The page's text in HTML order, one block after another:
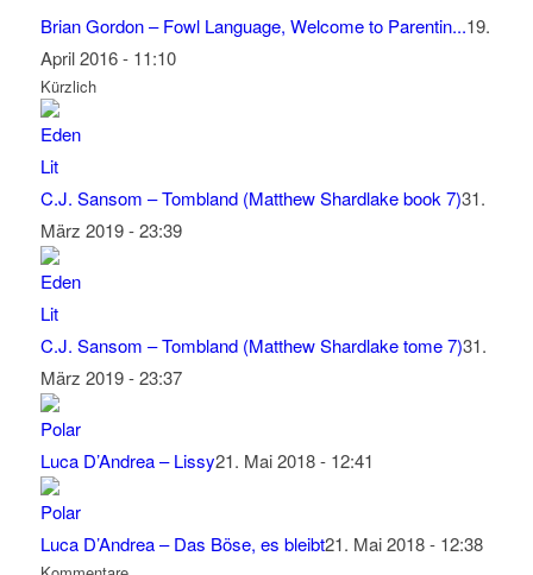
Brian Gordon – Fowl Language, Welcome to Parentin...19.
April 2016 - 11:10
Kürzlich
C.J. Sansom – Tombland (Matthew Shardlake book 7)31.
März 2019 - 23:39
C.J. Sansom – Tombland (Matthew Shardlake tome 7)31.
März 2019 - 23:37
Luca D’Andrea – Lissy21. Mai 2018 - 12:41
Luca D’Andrea – Das Böse, es bleibt21. Mai 2018 - 12:38